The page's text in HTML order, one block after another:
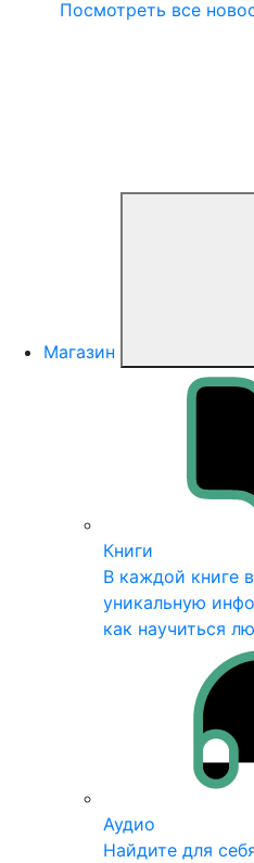
Посмотреть все
Магазин
Книги
В каждой книге
уникальную
как научиться
Аудио
Найдите для